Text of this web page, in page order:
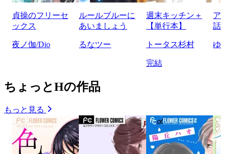
貞操のフリーセ
ックス
夜ノ伽/Dio
ルールブルーに
あいましょう
るなツー
週末キッチン＋
【単行本】
トータス杉村
完結
ア
話
ゆ
ちょっとHの作品
もっと見る